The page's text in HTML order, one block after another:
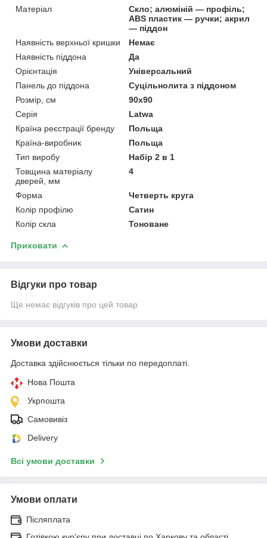
Матеріал
Скло; алюміній — профіль;
ABS пластик — ручки; акрил
— піддон
Наявність верхньої кришки
Немає
Наявність піддона
Да
Орієнтація
Універсальний
Панель до піддона
Суцільнолита з піддоном
Розмір, см
90x90
Серія
Latwa
Країна реєстрації бренду
Польща
Країна-виробник
Польща
Тип виробу
Набір 2 в 1
Товщина матеріалу
дверей, мм
4
Форма
Четверть круга
Колір профілю
Сатин
Колір скла
Тоноване
Приховати
Відгуки про товар
Ще немає відгуків про цей товар
Умови доставки
Доставка здійснюється тільки по передоплаті.
Нова Пошта
Укрпошта
Самовивіз
Delivery
Всі умови доставки
Умови оплати
Післяплата